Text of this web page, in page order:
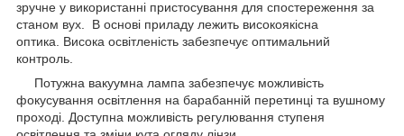
зручне у використанні пристосування для спостереження за
станом вух. В основі приладу лежить високоякісна
оптика. Висока освітленість забезпечує оптимальний
контроль.
Потужна вакуумна лампа забезпечує можливість
фокусування освітлення на барабанній перетинці та вушному
проході. Доступна можливість регулювання ступеня